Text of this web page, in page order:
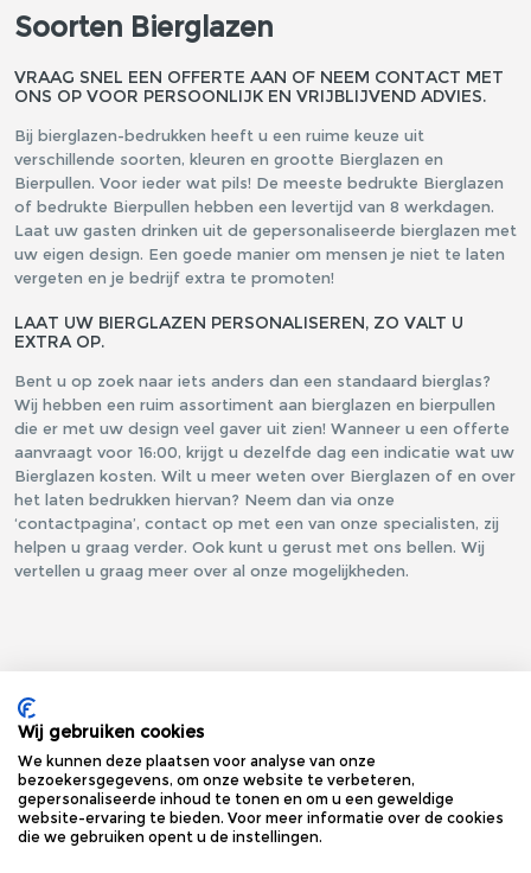
Wij gebruiken cookies
We kunnen deze plaatsen voor analyse van onze
bezoekersgegevens, om onze website te verbeteren,
gepersonaliseerde inhoud te tonen en om u een geweldige
website-ervaring te bieden. Voor meer informatie over de cookies
die we gebruiken opent u de instellingen.
Soorten Bierglazen
VRAAG SNEL EEN OFFERTE AAN OF NEEM CONTACT MET
ONS OP VOOR PERSOONLIJK EN VRIJBLIJVEND ADVIES.
Bij bierglazen-bedrukken heeft u een ruime keuze uit
verschillende soorten, kleuren en grootte Bierglazen en
Bierpullen. Voor ieder wat pils! De meeste bedrukte Bierglazen
of bedrukte Bierpullen hebben een levertijd van 8 werkdagen.
Laat uw gasten drinken uit de gepersonaliseerde bierglazen met
uw eigen design. Een goede manier om mensen je niet te laten
vergeten en je bedrijf extra te promoten!
LAAT UW BIERGLAZEN PERSONALISEREN, ZO VALT U
EXTRA OP.
Bent u op zoek naar iets anders dan een standaard bierglas?
Wij hebben een ruim assortiment aan bierglazen en bierpullen
die er met uw design veel gaver uit zien! Wanneer u een offerte
aanvraagt voor 16:00, krijgt u dezelfde dag een indicatie wat uw
Bierglazen kosten. Wilt u meer weten over Bierglazen of en over
het laten bedrukken hiervan? Neem dan via onze
‘contactpagina’, contact op met een van onze specialisten, zij
helpen u graag verder. Ook kunt u gerust met ons bellen. Wij
vertellen u graag meer over al onze mogelijkheden.